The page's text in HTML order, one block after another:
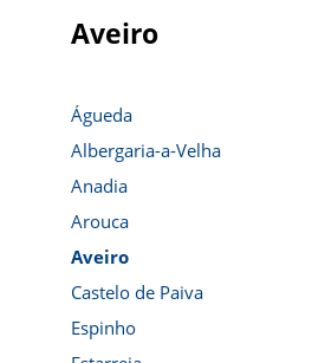
Aveiro
Águeda
Albergaria-a-Velha
Anadia
Arouca
Aveiro
Castelo de Paiva
Espinho